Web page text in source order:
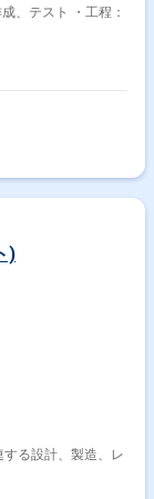
、テスト ・工程：
)
る設計、製造、レ